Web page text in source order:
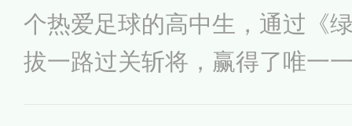
个热爱足球的高中生，通过《
拔一路过关斩将，赢得了唯一